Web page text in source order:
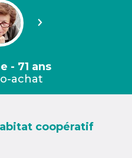
Suivant
- 71 ans
achat
coopératif